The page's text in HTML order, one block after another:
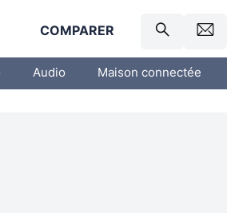
COMPARER
Audio Maison connectée